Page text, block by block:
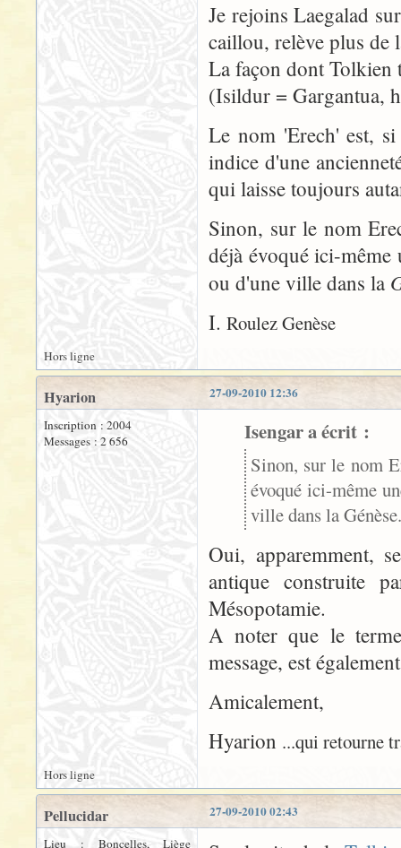
Je rejoins Laegalad
caillou, relève plus de
La façon dont Tolkien
(Isildur = Gargantua,
Le nom 'Erech' est,
indice d'une
qui laisse toujours
Sinon, sur le nom
déjà évoqué ici-
ou d'une ville dans la
I. Roulez Genèse
Hors ligne
27-09-2010 12:36
Hyarion
Inscription : 2004
Messages : 2 656
Isengar a écrit :
Sinon, sur le nom
évoqué ici-même
ville dans la Génèse.
Oui, apparemment,
antique construite
Mésopotamie.
A noter que le
message, est
Amicalement,
Hyarion ...qui retourne
Hors ligne
27-09-2010 02:43
Pellucidar
Lieu : Boncelles, Liège